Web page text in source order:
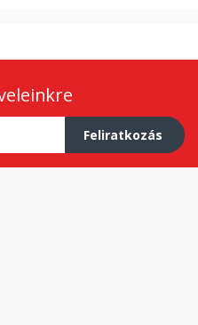
Feliratkozás